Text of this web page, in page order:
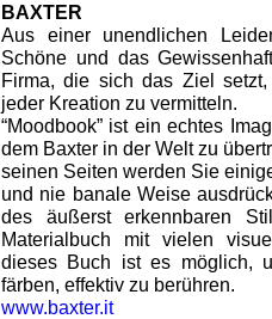
BAXTER
Aus einer unendlichen
Schöne und das
Firma, die sich das Ziel
jeder Kreation zu vermitteln.
“Moodbook” ist ein echtes
dem Baxter in der Welt zu
seinen Seiten werden Sie
und nie banale Weise
des äußerst erkennbaren
Materialbuch mit vielen
dieses Buch ist es möglich,
färben, effektiv zu berühren.
www.baxter.it